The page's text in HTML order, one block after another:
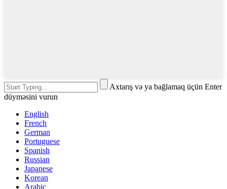
Axtarış və ya bağlamaq üçün Enter
düyməsini vurun
English
French
German
Portuguese
Spanish
Russian
Japanese
Korean
Arabic